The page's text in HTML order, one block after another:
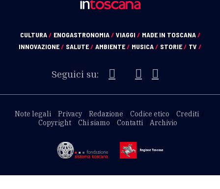
CULTURA/ ENOGASTRONOMIA/ VIAGGI / MADE IN TOSCANA/
INNOVAZIONE/ SALUTE/ AMBIENTE/ MUSICA/ STORIE/ TV /
Seguici su:
Note legali Privacy Redazione Codice etico
Crediti
Copyright
Chi siamo Contatti Archivio